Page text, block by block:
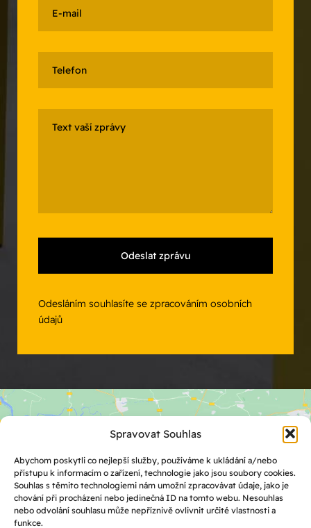
Spravovat Souhlas
Abychom poskytli co nejlepší služby, používáme k ukládání a/nebo
přístupu k informacím o zařízení, technologie jako jsou soubory cookies.
Souhlas s těmito technologiemi nám umožní zpracovávat údaje, jako je
chování při procházení nebo jedinečná ID na tomto webu. Nesouhlas
nebo odvolání souhlasu může nepříznivě ovlivnit určité vlastnosti a
funkce.
Odesláním souhlasíte se zpracováním osobních
údajů
Klepnutím přijměte marketingové
soubory cookie a povolte tento obsah